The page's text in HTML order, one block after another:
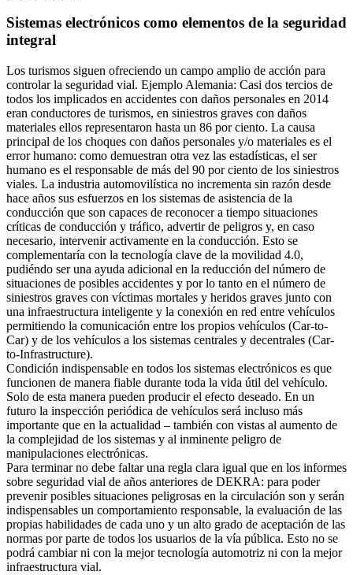
Sistemas electrónicos como elementos de la seguridad
integral
Los turismos siguen ofreciendo un campo amplio de acción para
controlar la seguridad vial. Ejemplo Alemania: Casi dos tercios de
todos los implicados en accidentes con daños personales en 2014
eran conductores de turismos, en siniestros graves con daños
materiales ellos representaron hasta un 86 por ciento. La causa
principal de los choques con daños personales y/o materiales es el
error humano: como demuestran otra vez las estadísticas, el ser
humano es el responsable de más del 90 por ciento de los siniestros
viales. La industria automovilística no incrementa sin razón desde
hace años sus esfuerzos en los sistemas de asistencia de la
conducción que son capaces de reconocer a tiempo situaciones
críticas de conducción y tráfico, advertir de peligros y, en caso
necesario, intervenir activamente en la conducción. Esto se
complementaría con la tecnología clave de la movilidad 4.0,
pudiéndo ser una ayuda adicional en la reducción del número de
situaciones de posibles accidentes y por lo tanto en el número de
siniestros graves con víctimas mortales y heridos graves junto con
una infraestructura inteligente y la conexión en red entre vehículos
permitiendo la comunicación entre los propios vehículos (Car-to-
Car) y de los vehículos a los sistemas centrales y decentrales (Car-
to-Infrastructure).
Condición indispensable en todos los sistemas electrónicos es que
funcionen de manera fiable durante toda la vida útil del vehículo.
Solo de esta manera pueden producir el efecto deseado. En un
futuro la inspección periódica de vehículos será incluso más
importante que en la actualidad – también con vistas al aumento de
la complejidad de los sistemas y al inminente peligro de
manipulaciones electrónicas.
Para terminar no debe faltar una regla clara igual que en los informes
sobre seguridad vial de años anteriores de DEKRA: para poder
prevenir posibles situaciones peligrosas en la circulación son y serán
indispensables un comportamiento responsable, la evaluación de las
propias habilidades de cada uno y un alto grado de aceptación de las
normas por parte de todos los usuarios de la vía pública. Esto no se
podrá cambiar ni con la mejor tecnología automotriz ni con la mejor
infraestructura vial.